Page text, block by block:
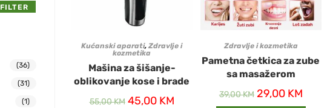
Kućanski aparati,Zdravlje i
kozmetika
Mašina za šišanje-
oblikovanje kose i brade
55,00KM 45,00 KM
Zdravlje i kozmetika
Pametna četkica za zube
sa masažerom
39,00KM 29,00 KM
FILTER
(36)
(31)
(1)